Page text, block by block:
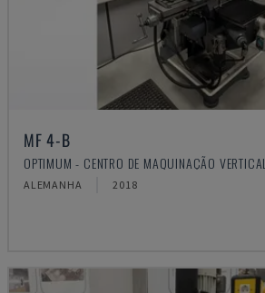
MF 4-B
OPTIMUM - CENTRO DE MAQUINAÇÃO VERTICAL
ALEMANHA 2018